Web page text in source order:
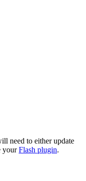
need to either update
yourFlash plugin.